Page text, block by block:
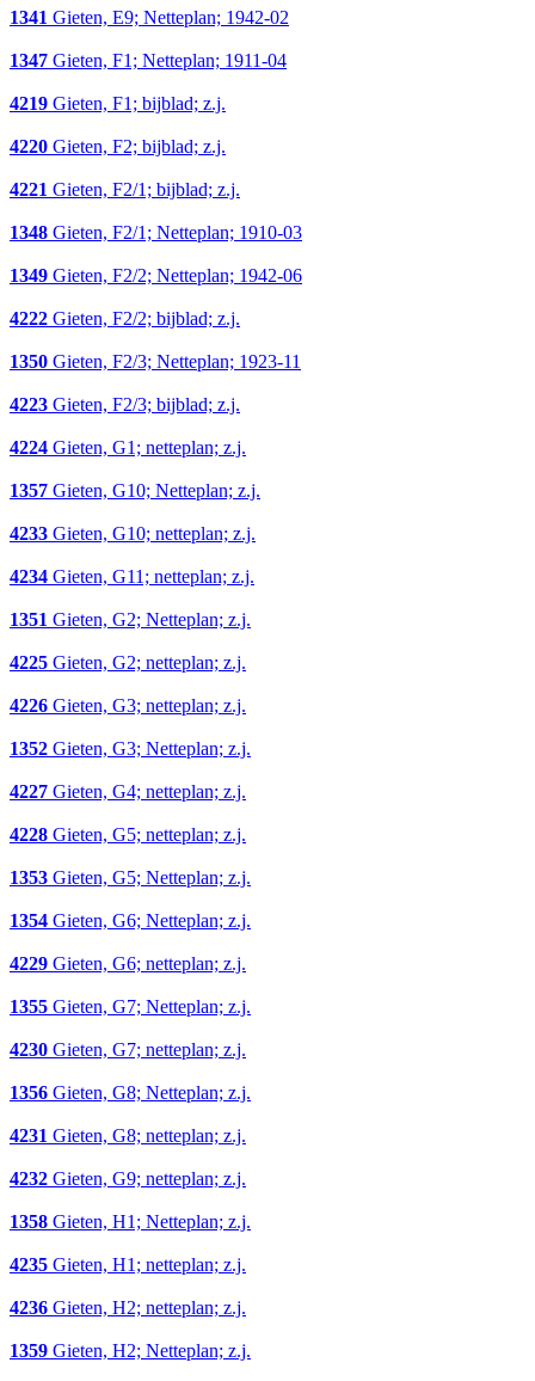
1341 Gieten, E9; Netteplan; 1942-02
1347 Gieten, F1; Netteplan; 1911-04
4219 Gieten, F1; bijblad; z.j.
4220 Gieten, F2; bijblad; z.j.
4221 Gieten, F2/1; bijblad; z.j.
1348 Gieten, F2/1; Netteplan; 1910-03
1349 Gieten, F2/2; Netteplan; 1942-06
4222 Gieten, F2/2; bijblad; z.j.
1350 Gieten, F2/3; Netteplan; 1923-11
4223 Gieten, F2/3; bijblad; z.j.
4224 Gieten, G1; netteplan; z.j.
1357 Gieten, G10; Netteplan; z.j.
4233 Gieten, G10; netteplan; z.j.
4234 Gieten, G11; netteplan; z.j.
1351 Gieten, G2; Netteplan; z.j.
4225 Gieten, G2; netteplan; z.j.
4226 Gieten, G3; netteplan; z.j.
1352 Gieten, G3; Netteplan; z.j.
4227 Gieten, G4; netteplan; z.j.
4228 Gieten, G5; netteplan; z.j.
1353 Gieten, G5; Netteplan; z.j.
1354 Gieten, G6; Netteplan; z.j.
4229 Gieten, G6; netteplan; z.j.
1355 Gieten, G7; Netteplan; z.j.
4230 Gieten, G7; netteplan; z.j.
1356 Gieten, G8; Netteplan; z.j.
4231 Gieten, G8; netteplan; z.j.
4232 Gieten, G9; netteplan; z.j.
1358 Gieten, H1; Netteplan; z.j.
4235 Gieten, H1; netteplan; z.j.
4236 Gieten, H2; netteplan; z.j.
1359 Gieten, H2; Netteplan; z.j.